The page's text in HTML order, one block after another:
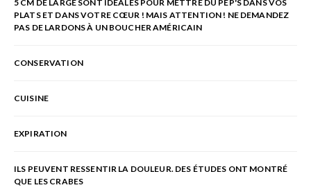
5 CM DE LARGE SONT IDÉALES POUR METTRE DU PEP'S DANS VOS
PLATS ET DANS VOTRE CŒUR ! MAIS ATTENTION ! NE DEMANDEZ
PAS DE LARDONS À UN BOUCHER AMÉRICAIN
CONSERVATION
CUISINE
EXPIRATION
ILS PEUVENT RESSENTIR LA DOULEUR. DES ÉTUDES ONT MONTRÉ
QUE LES CRABES